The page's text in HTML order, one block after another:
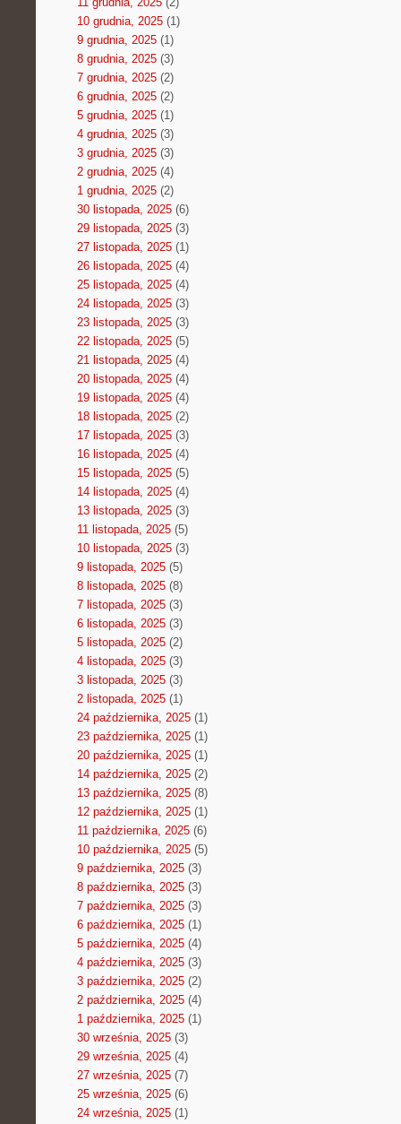
10 grudnia, 2025(1)
9 grudnia, 2025(1)
8 grudnia, 2025(3)
7 grudnia, 2025(2)
6 grudnia, 2025(2)
5 grudnia, 2025(1)
4 grudnia, 2025(3)
3 grudnia, 2025(3)
2 grudnia, 2025(4)
1 grudnia, 2025(2)
30 listopada, 2025(6)
29 listopada, 2025(3)
27 listopada, 2025(1)
26 listopada, 2025(4)
25 listopada, 2025(4)
24 listopada, 2025(3)
23 listopada, 2025(3)
22 listopada, 2025(5)
21 listopada, 2025(4)
20 listopada, 2025(4)
19 listopada, 2025(4)
18 listopada, 2025(2)
17 listopada, 2025(3)
16 listopada, 2025(4)
15 listopada, 2025(5)
14 listopada, 2025(4)
13 listopada, 2025(3)
11 listopada, 2025(5)
10 listopada, 2025(3)
9 listopada, 2025(5)
8 listopada, 2025(8)
7 listopada, 2025(3)
6 listopada, 2025(3)
5 listopada, 2025(2)
4 listopada, 2025(3)
3 listopada, 2025(3)
2 listopada, 2025(1)
24 października, 2025(1)
23 października, 2025(1)
20 października, 2025(1)
14 października, 2025(2)
13 października, 2025(8)
12 października, 2025(1)
11 października, 2025(6)
10 października, 2025(5)
9 października, 2025(3)
8 października, 2025(3)
7 października, 2025(3)
6 października, 2025(1)
5 października, 2025(4)
4 października, 2025(3)
3 października, 2025(2)
2 października, 2025(4)
1 października, 2025(1)
30 września, 2025(3)
29 września, 2025(4)
27 września, 2025(7)
25 września, 2025(6)
24 września, 2025(1)